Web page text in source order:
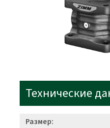
Технические
Размер: